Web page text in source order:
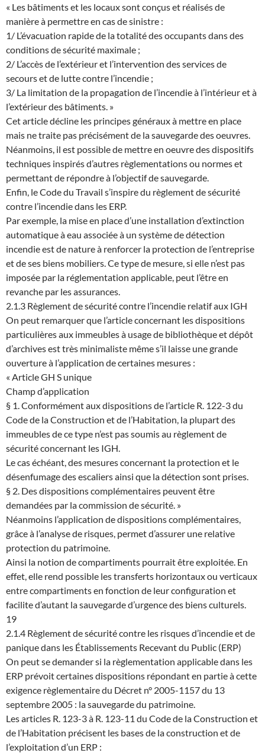
« Les bâtiments et les locaux sont conçus et réalisés de
manière à permettre en cas de sinistre :
1/ L’évacuation rapide de la totalité des occupants dans des
conditions de sécurité maximale ;
2/ L’accès de l’extérieur et l’intervention des services de
secours et de lutte contre l’incendie ;
3/ La limitation de la propagation de l’incendie à l’intérieur et à
l’extérieur des bâtiments. »
Cet article décline les principes généraux à mettre en place
mais ne traite pas précisément de la sauvegarde des oeuvres.
Néanmoins, il est possible de mettre en oeuvre des dispositifs
techniques inspirés d’autres règlementations ou normes et
permettant de répondre à l’objectif de sauvegarde.
Enfin, le Code du Travail s’inspire du règlement de sécurité
contre l’incendie dans les ERP.
Par exemple, la mise en place d’une installation d’extinction
automatique à eau associée à un système de détection
incendie est de nature à renforcer la protection de l’entreprise
et de ses biens mobiliers. Ce type de mesure, si elle n’est pas
imposée par la réglementation applicable, peut l’être en
revanche par les assurances.
2.1.3 Règlement de sécurité contre l’incendie relatif aux IGH
On peut remarquer que l’article concernant les dispositions
particulières aux immeubles à usage de bibliothèque et dépôt
d’archives est très minimaliste même s’il laisse une grande
ouverture à l’application de certaines mesures :
« Article GH S unique
Champ d’application
§ 1. Conformément aux dispositions de l’article R. 122-3 du
Code de la Construction et de l’Habitation, la plupart des
immeubles de ce type n’est pas soumis au règlement de
sécurité concernant les IGH.
Le cas échéant, des mesures concernant la protection et le
désenfumage des escaliers ainsi que la détection sont prises.
§ 2. Des dispositions complémentaires peuvent être
demandées par la commission de sécurité. »
Néanmoins l’application de dispositions complémentaires,
grâce à l’analyse de risques, permet d’assurer une relative
protection du patrimoine.
Ainsi la notion de compartiments pourrait être exploitée. En
effet, elle rend possible les transferts horizontaux ou verticaux
entre compartiments en fonction de leur configuration et
facilite d’autant la sauvegarde d’urgence des biens culturels.
19
2.1.4 Règlement de sécurité contre les risques d’incendie et de
panique dans les Établissements Recevant du Public (ERP)
On peut se demander si la règlementation applicable dans les
ERP prévoit certaines dispositions répondant en partie à cette
exigence règlementaire du Décret n° 2005-1157 du 13
septembre 2005 : la sauvegarde du patrimoine.
Les articles R. 123-3 à R. 123-11 du Code de la Construction et
de l’Habitation précisent les bases de la construction et de
l’exploitation d’un ERP :